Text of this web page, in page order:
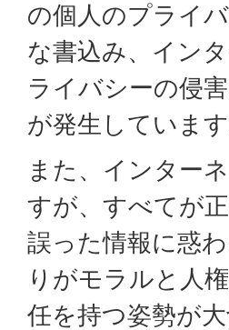
の個人のプライ
な書込み、イン
ライバシーの侵
が発生しています
また、インター
すが、すべてが
誤った情報に惑
りがモラルと人
任を持つ姿勢が